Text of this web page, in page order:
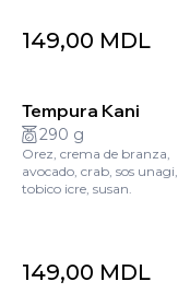
149,00 MDL
Tempura Kani
290 g
Orez, crema de branza,
avocado, crab, sos unagi,
tobico icre, susan.
149,00 MDL